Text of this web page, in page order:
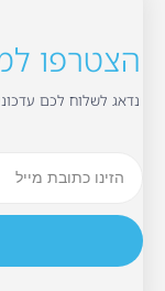
הצטרפו
נדאג לשלוח לכם